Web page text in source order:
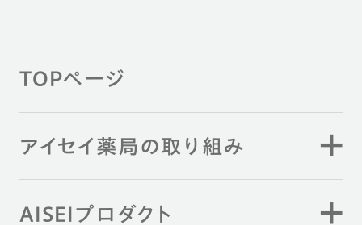
TOPページ
アイセイ薬局の取り組み
AISEIプロダクト